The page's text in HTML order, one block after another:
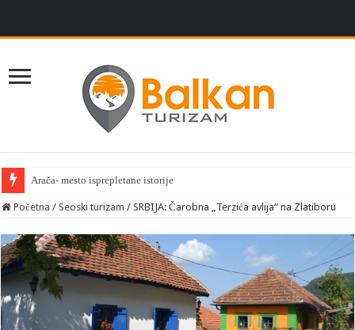
Arača- mesto isprepletane istorije
Početna / Seoski turizam / SRBIJA: Čarobna „Terzića avlija“ na Zlatiboru